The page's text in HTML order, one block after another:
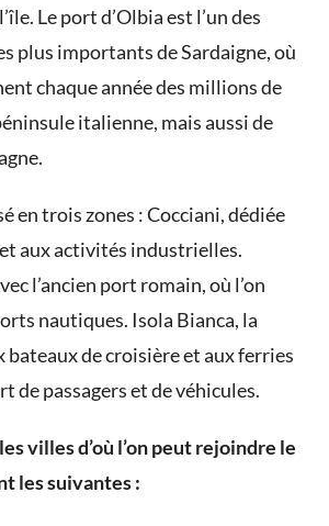
Le port d’Olbia est l’un des
plus importants de Sardaigne, où
chaque année des millions de
italienne, mais aussi de
en trois zones : Cocciani, dédiée
aux activités industrielles.
l’ancien port romain, où l’on
nautiques. Isola Bianca, la
bateaux de croisière et aux ferries
de passagers et de véhicules.
villes d’où l’on peut rejoindre le
les suivantes :